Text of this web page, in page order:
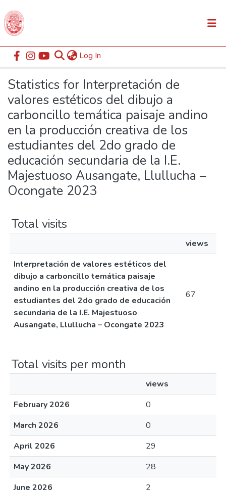
Log In
Communities & Collections
All of DSpace
Home Statistics
Statistics for Interpretación de
valores estéticos del dibujo a
carboncillo temática paisaje andino
en la producción creativa de los
estudiantes del 2do grado de
educación secundaria de la I.E.
Majestuoso Ausangate, Llullucha –
Ocongate 2023
Total visits
views
Interpretación de valores estéticos del
dibujo a carboncillo temática paisaje
andino en la producción creativa de los
estudiantes del 2do grado de educación
secundaria de la I.E. Majestuoso
Ausangate, Llullucha – Ocongate 2023
67
Total visits per month
views
February 2026
0
March 2026
0
April 2026
29
May 2026
28
June 2026
2